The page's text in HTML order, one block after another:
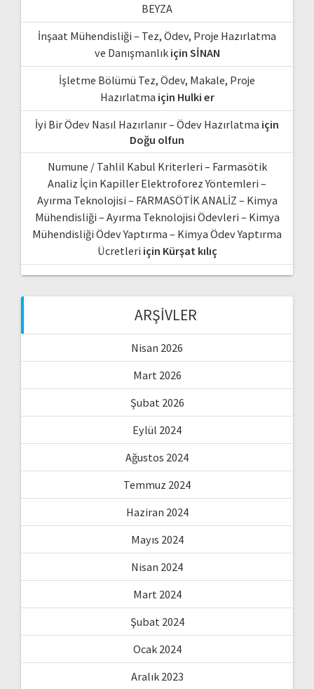
BEYZA
İnşaat Mühendisliği – Tez, Ödev, Proje Hazırlatma
ve Danışmanlıkiçin SİNAN
İşletme Bölümü Tez, Ödev, Makale, Proje
Hazırlatma için Hulki er
İyi Bir Ödev Nasıl Hazırlanır – Ödev Hazırlatma için
Doğu olfun
Numune / Tahlil Kabul Kriterleri – Farmasötik
Analiz İçin Kapiller Elektroforez Yöntemleri –
Ayırma Teknolojisi – FARMASÖTİK ANALİZ – Kimya
Mühendisliği – Ayırma Teknolojisi Ödevleri – Kimya
Mühendisliği Ödev Yaptırma – Kimya Ödev Yaptırma
Ücretleri için Kürşat kılıç
ARŞIVLER
Nisan 2026
Mart 2026
Şubat 2026
Eylül 2024
Ağustos 2024
Temmuz 2024
Haziran 2024
Mayıs 2024
Nisan 2024
Mart 2024
Şubat 2024
Ocak 2024
Aralık 2023